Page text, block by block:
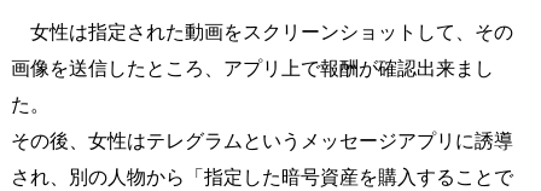
女性は指定された動画をスクリーンショットして、その
画像を送信したところ、アプリ上で報酬が確認出来まし
た。
その後、女性はテレグラムというメッセージアプリに誘導
され、別の人物から「指定した暗号資産を購入することで